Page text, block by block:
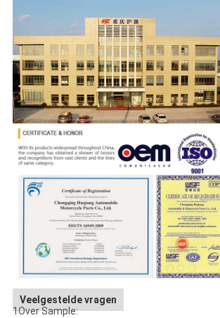
Veelgestelde vragen
1Over Sample: